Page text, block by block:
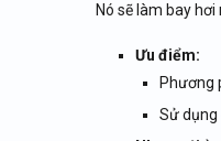
Nó sẽ làm bay
Ưu điểm:
Phương
Sử dụng